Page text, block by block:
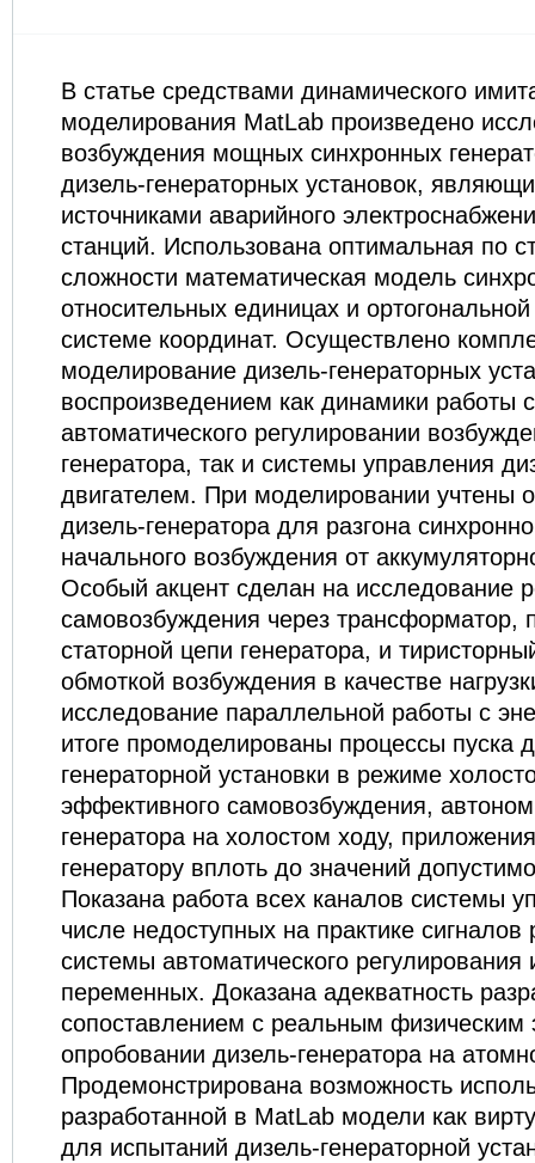
В статье средствами динамического
моделирования MatLab произведено
возбуждения мощных синхронных
дизель-генераторных установок,
источниками аварийного
станций. Использована оптимальная по
сложности математическая модель
относительных единицах и
системе координат. Осуществлено
моделирование дизель-генераторных
воспроизведением как динамики работы
автоматического регулировании
генератора, так и системы управления
двигателем. При моделировании учтены
дизель-генератора для разгона
начального возбуждения от
Особый акцент сделан на исследование
самовозбуждения через трансформатор,
статорной цепи генератора, и
обмоткой возбуждения в качестве
исследование параллельной работы с
итоге промоделированы процессы пуска
генераторной установки в режиме
эффективного самовозбуждения,
генератора на холостом ходу,
генератору вплоть до значений
Показана работа всех каналов системы
числе недоступных на практике сигналов
системы автоматического регулирования
переменных. Доказана адекватность
сопоставлением с реальным физическим
опробовании дизель-генератора на
Продемонстрирована возможность
разработанной в MatLab модели как
для испытаний дизель-генераторной